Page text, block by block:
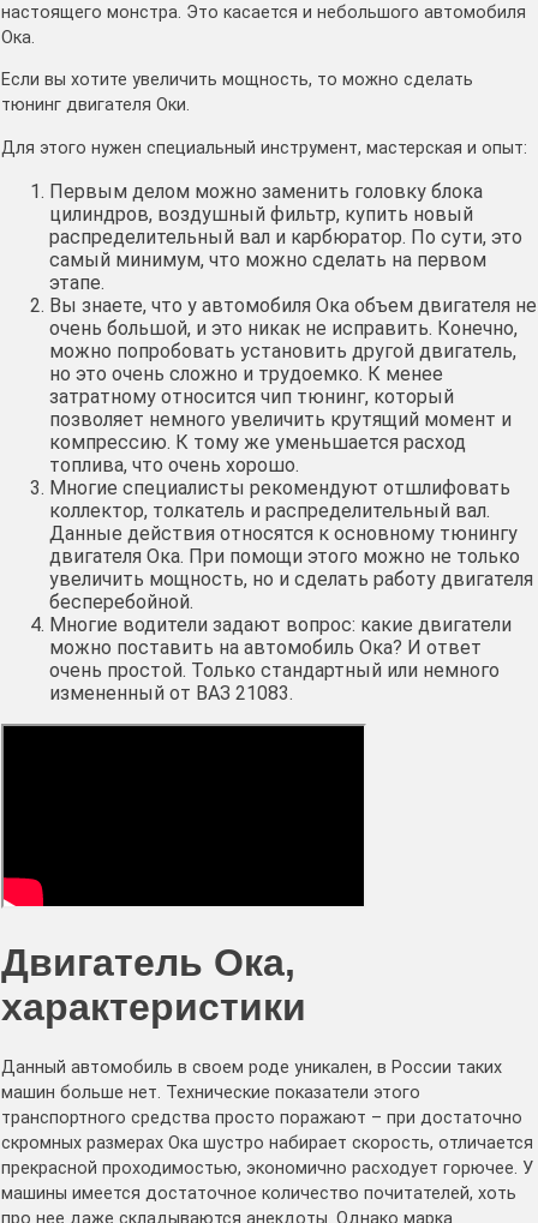
настоящего монстра. Это касается и небольшого автомобиля
Ока.
Если вы хотите увеличить мощность, то можно сделать
тюнинг двигателя Оки.
Для этого нужен специальный инструмент, мастерская и опыт:
Первым делом можно заменить головку блока
цилиндров, воздушный фильтр, купить новый
распределительный вал и карбюратор. По сути, это
самый минимум, что можно сделать на первом
этапе.
Вы знаете, что у автомобиля Ока объем двигателя не
очень большой, и это никак не исправить. Конечно,
можно попробовать установить другой двигатель,
но это очень сложно и трудоемко. К менее
затратному относится чип тюнинг, который
позволяет немного увеличить крутящий момент и
компрессию. К тому же уменьшается расход
топлива, что очень хорошо.
Многие специалисты рекомендуют отшлифовать
коллектор, толкатель и распределительный вал.
Данные действия относятся к основному тюнингу
двигателя Ока. При помощи этого можно не только
увеличить мощность, но и сделать работу двигателя
бесперебойной.
Многие водители задают вопрос: какие двигатели
можно поставить на автомобиль Ока? И ответ
очень простой. Только стандартный или немного
измененный от ВАЗ 21083.
Двигатель Ока,
характеристики
Данный автомобиль в своем роде уникален, в России таких
машин больше нет. Технические показатели этого
транспортного средства просто поражают – при достаточно
скромных размерах Ока шустро набирает скорость, отличается
прекрасной проходимостью, экономично расходует горючее. У
машины имеется достаточное количество почитателей, хоть